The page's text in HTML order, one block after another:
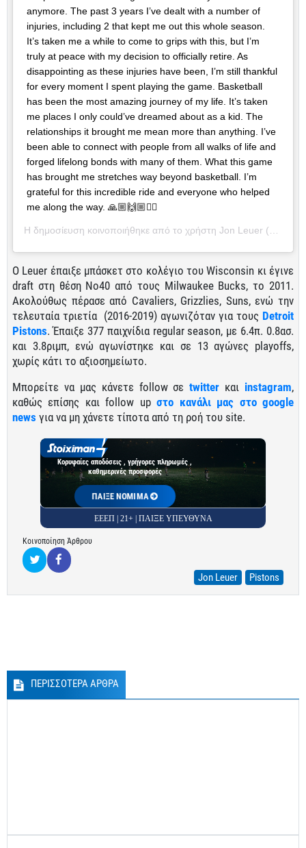
anymore. The past 3 years I’ve dealt with a number of
injuries, including 2 that kept me out this whole season.
It’s taken me a while to come to grips with this, but I’m
truly at peace with my decision to officially retire. As
disappointing as these injuries have been, I’m still thankful
for every moment I spent playing the game. Basketball
has been the most amazing journey of my life. It’s taken
me places I only could’ve dreamed about as a kid. The
relationships it brought me mean more than anything. I’ve
been able to connect with people from all walks of life and
forged lifelong bonds with many of them. What this game
has brought me stretches way beyond basketball. I’m
grateful for this incredible ride and everyone who helped
me along the way. 🙏🏼🙌🏼✌🏼
Η δημοσίευση κοινοποιήθηκε από το χρήστη Jon Leuer (@jonleuer30) στις
O Leuer έπαιξε μπάσκετ στο κολέγιο του Wisconsin κι έγινε
draft στη θέση Νο40 από τους Milwaukee Bucks, το 2011.
Ακολούθως πέρασε από Cavaliers, Grizzlies, Suns, ενώ την
τελευταία τριετία (2016-2019) αγωνιζόταν για τους Detroit
Pistons. Έπαιξε 377 παιχνίδια regular season, με 6.4π. 0.8ασ.
και 3.8ριμπ, ενώ αγωνίστηκε και σε 13 αγώνες playoffs,
χωρίς κάτι το αξιοσημείωτο.
Μπορείτε να μας κάνετε follow σεtwitter και instagram,
καθώς επίσης και follow upστο κανάλι μας στο google
news για να μη χάνετε τίποτα από τη ροή του site.
Κορυφαίες αποδόσεις , γρήγορες πληρωμές ,
καθημερινές προσφορές
ΠΑΙΞΕ ΝΟΜΙΜΑ
ΕΕΕΠ | 21+ | ΠΑΙΞΕ ΥΠΕΥΘΥΝΑ
Κοινοποίηση Άρθρου
Jon Leuer Pistons
ΠΕΡΙΣΣΟΤΕΡΑ ΑΡΘΡΑ